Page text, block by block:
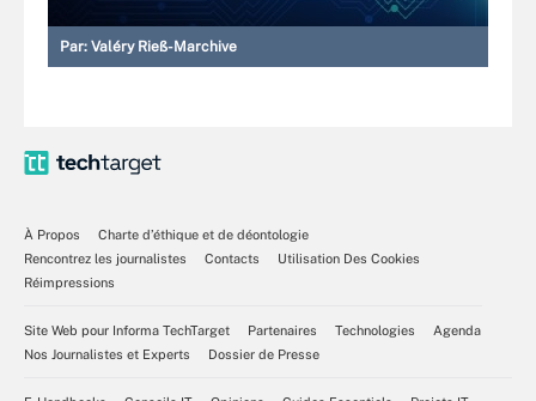
Par: Valéry Rieß-Marchive
À Propos
Charte d’éthique et de déontologie
Rencontrez les journalistes
Contacts
Utilisation Des Cookies
Réimpressions
Site Web pour Informa TechTarget Partenaires Technologies
Agenda
Nos Journalistes et Experts
Dossier de Presse